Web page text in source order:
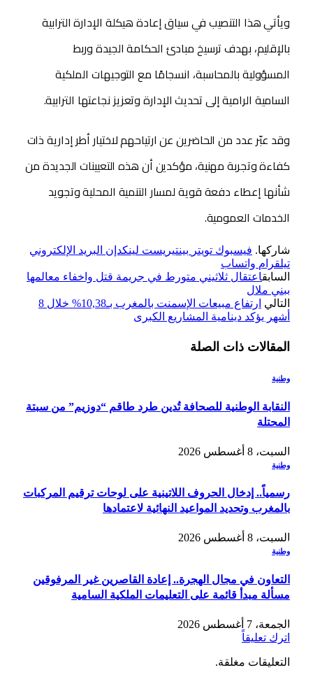
ويأتي هذا التنصيب في سياق إعادة هيكلة الإدارة الترابية
بالإقليم، بهدف ترسيخ مبادئ الحكامة الجيدة وربط
المسؤولية بالمحاسبة، انسجامًا مع التوجيهات الملكية
السامية الرامية إلى تحديث الإدارة وتعزيز نجاعتها الترابية.
وقد عبّر عدد من الحاضرين عن ارتياحهم لاختيار أطر إدارية ذات
كفاءة وتجربة مهنية، مؤكدين أن هذه التعيينات الجديدة من
شأنها إعطاء دفعة قوية لمسار التنمية المحلية وتجويد
الخدمات العمومية.
شاركها. فيسبوك تويتر بينتيريست لينكدإن البريد الإلكتروني
تيلقرام واتساب
السابقاعتقال ثلاثيني متورط في جريمة قتل واخفاء معالمها
ببني ملال
التالي
ارتفاع مبيعات الإسمنت بالمغرب بـ10,38% خلال 8
أشهر يؤكد دينامية المشاريع الكبرى
المقالات ذات الصلة
وطنية
النقابة الوطنية للصحافة تُدين طرد طاقم “دوزيم” من سبتة
المحتلة
السبت، 8 أغسطس 2026
وطنية
رسمياً.. إدخال الحروف اللاتينية على لوحات ترقيم المركبات
بالمغرب وتحديد المواعيد النهائية لاعتمادها
السبت، 8 أغسطس 2026
وطنية
التعاون في مجال الهجرة.. إعادة القاصرين غير المرفوقين
مسألة مبدأ قائمة على التعليمات الملكية السامية
الجمعة، 7 أغسطس 2026
اترك تعليقاً
التعليقات مغلقة.